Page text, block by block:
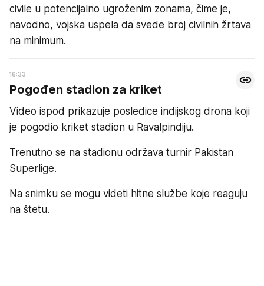
civile u potencijalno ugroženim zonama, čime je,
navodno, vojska uspela da svede broj civilnih žrtava
na minimum.
16:33
Pogođen stadion za kriket
Video ispod prikazuje posledice indijskog drona koji
je pogodio kriket stadion u Ravalpindiju.
Trenutno se na stadionu održava turnir Pakistan
Superlige.
Na snimku se mogu videti hitne službe koje reaguju
na štetu.